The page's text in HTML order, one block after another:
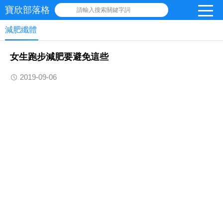
寶欣部落格 請輸入搜索關鍵字詞
減肥纖體
女生跑步減肥要避免這些
2019-09-06